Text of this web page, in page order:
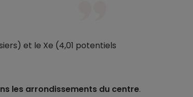
et le Xe (4,01 potentiels
les arrondissements du centre.